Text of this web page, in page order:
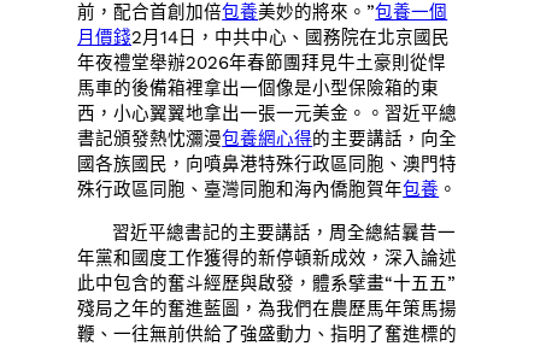
前，配合首創加倍包養美妙的將來。”包養一個
月價錢2月14日，中共中心、國務院在北京國民
年夜禮堂舉辦2026年春節團拜見牛土豪則從悍
馬車的後備箱裡拿出一個像是小型保險箱的東
西，小心翼翼地拿出一張一元美金。。習近平總
書記頒發熱忱瀰漫包養網心得的主要講話，向全
國各族國民，向噴鼻港特殊行政區同胞、澳門特
殊行政區同胞、臺灣同胞和海內僑胞賀年包養 。
習近平總書記的主要講話，周全總結曩昔一
年黨和國度工作獲得的新停頓新成效，深入論述
此中包含的奮斗經歷與啟發，體系擘畫“十五五”
殘局之年的奮進藍圖，為我們在農歷馬年策馬揚
鞭、一往無前供給了強盛動力、指明了奮進標的